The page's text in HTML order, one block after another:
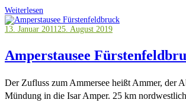
Weiterlesen
13. Januar 2011 25. August 2019
Amperstausee
Der Zufluss zum Ammersee heißt Ammer, der
Mündung in die Isar Amper. 25 km